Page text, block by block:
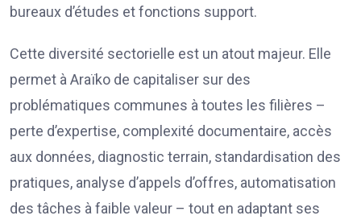
bureaux d’études et fonctions support.
Cette diversité sectorielle est un atout majeur. Elle
permet à Araïko de capitaliser sur des
problématiques communes à toutes les filières –
perte d’expertise, complexité documentaire, accès
aux données, diagnostic terrain, standardisation des
pratiques, analyse d’appels d’offres, automatisation
des tâches à faible valeur – tout en adaptant ses